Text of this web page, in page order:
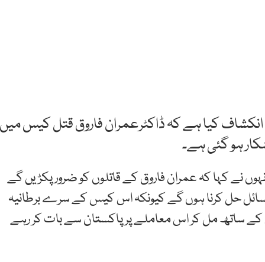
کیا ہے کہ ڈاکٹرعمران فاروق قتل کیس میں
ہو گئی ہے۔
نے کہا کہ عمران فاروق کے قاتلوں کو ضرورپکڑیں گے
حل کرنا ہوں گے کیونکہ اس کیس کے سرے برطانیہ
کے ساتھ مل کر اس معاملے پر پاکستان سے بات کر رہے